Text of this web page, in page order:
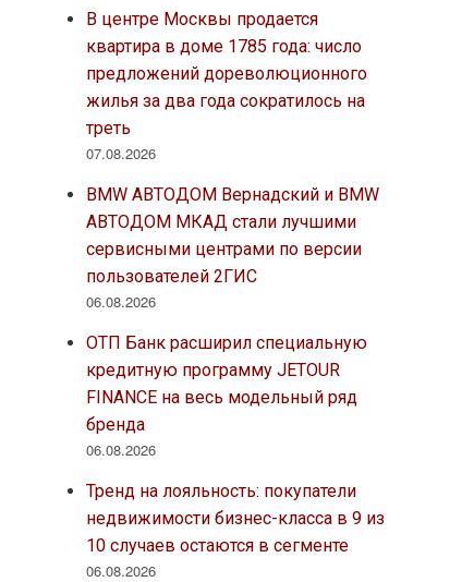
В центре Москвы продается
квартира в доме 1785 года: число
предложений дореволюционного
жилья за два года сократилось на
треть
07.08.2026
BMW АВТОДОМ Вернадский и BMW
АВТОДОМ МКАД стали лучшими
сервисными центрами по версии
пользователей 2ГИС
06.08.2026
ОТП Банк расширил специальную
кредитную программу JETOUR
FINANCE на весь модельный ряд
бренда
06.08.2026
Тренд на лояльность: покупатели
недвижимости бизнес-класса в 9 из
10 случаев остаются в сегменте
06.08.2026